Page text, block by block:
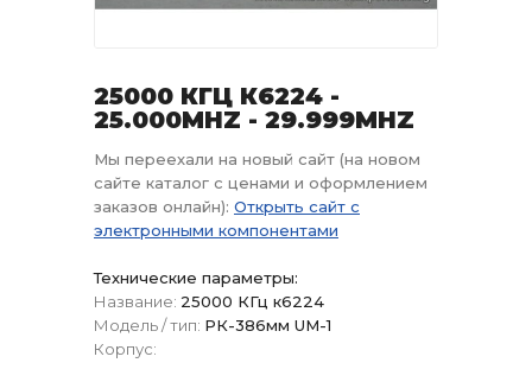
25000 КГЦ К6224 -
25.000MHZ - 29.999MHZ
Мы переехали на новый сайт (на новом
сайте каталог с ценами и оформлением
заказов онлайн): Открыть сайт с
электронными компонентами
Технические параметры:
Название: 25000 КГц к6224
Модель / тип: РК-386мм UM-1
Корпус: